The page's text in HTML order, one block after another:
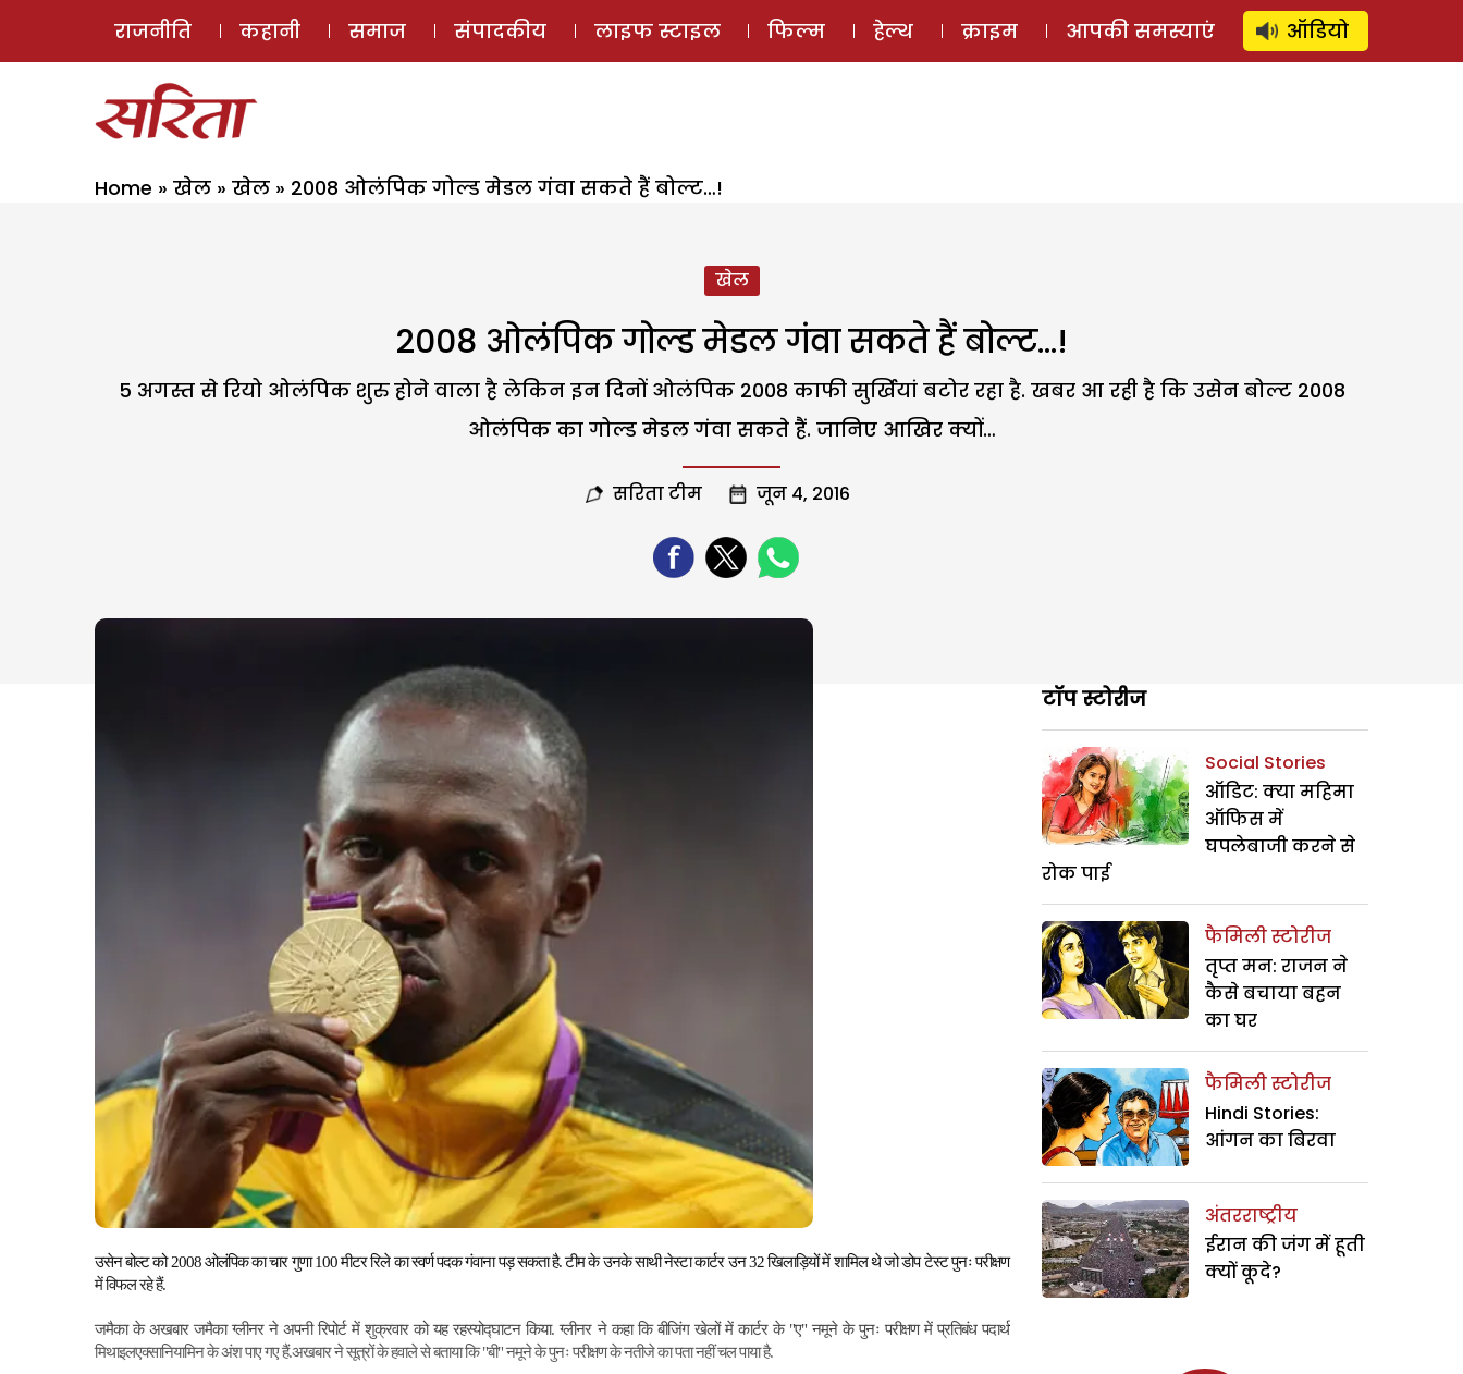
ई-मैगज़ीन ऑडियो स्टोरी लॉग इन ⚲ SUBSCRIBE
राजनीति कहानी समाज संपादकीय लाइफ स्टाइल फिल्म हेल्थ क्राइम आपकी समस्याएं ऑडियो
Home » खेल » खेल » 2008 ओलंपिक गोल्ड मेडल गंवा सकते हैं बोल्ट…!
खेल
2008 ओलंपिक गोल्ड मेडल गंवा सकते हैं बोल्ट…!
5 अगस्त से रियो ओलंपिक शुरु होने वाला है लेकिन इन दिनों ओलंपिक 2008 काफी सुर्खियां बटोर रहा है. खबर आ रही है कि उसेन बोल्ट 2008
ओलंपिक का गोल्ड मेडल गंवा सकते हैं. जानिए आखिर क्यों…
सरिता टीम जून 4, 2016
उसेन बोल्ट को 2008 ओलंपिक का चार गुणा 100 मीटर रिले का स्वर्ण पदक गंवाना पड़ सकता है. टीम के उनके साथी नेस्टा कार्टर उन 32 खिलाड़ियों में शामिल थे जो डोप टेस्ट पुनः परीक्षण
में विफल रहे हैं.
जमैका के अखबार जमैका ग्लीनर ने अपनी रिपोर्ट में शुक्रवार को यह रहस्योद्घाटन किया. ग्लीनर ने कहा कि बीजिंग खेलों में कार्टर के "ए" नमूने के पुनः परीक्षण में प्रतिबंध पदार्थ
मिथाइलएक्सानियामिन के अंश पाए गए हैं.अखबार ने सूत्रों के हवाले से बताया कि "बी" नमूने के पुनः परीक्षण के नतीजे का पता नहीं चल पाया है.
टॉप स्टोरीज
Social Stories
ऑडिट: क्या महिमा
ऑफिस में
घपलेबाजी करने से
रोक पाई
फैमिली स्टोरीज
तृप्त मन: राजन ने
कैसे बचाया बहन
का घर
फैमिली स्टोरीज
Hindi Stories:
आंगन का बिरवा
अंतरराष्ट्रीय
ईरान की जंग में हूती
क्यों कूदे?